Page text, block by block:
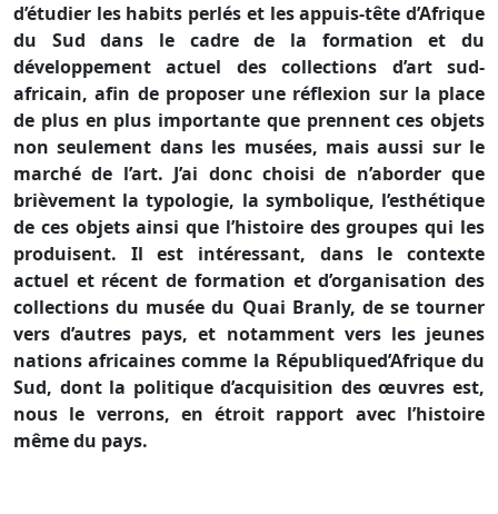
d’étudier les habits perlés et les appuis-tête d’Afrique
du Sud dans le cadre de la formation et du
développement actuel des collections d’art sud-
africain, afin de proposer une réflexion sur la place
de plus en plus importante que prennent ces objets
non seulement dans les musées, mais aussi sur le
marché de l’art. J’ai donc choisi de n’aborder que
brièvement la typologie, la symbolique, l’esthétique
de ces objets ainsi que l’histoire des groupes qui les
produisent. Il est intéressant, dans le contexte
actuel et récent de formation et d’organisation des
collections du musée du Quai Branly, de se tourner
vers d’autres pays, et notamment vers les jeunes
nations africaines comme la Républiqued’Afrique du
Sud, dont la politique d’acquisition des œuvres est,
nous le verrons, en étroit rapport avec l’histoire
même du pays.